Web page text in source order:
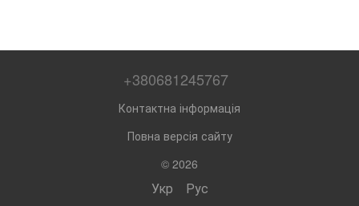
+380681245767
Контактна інформація
Повна версія сайту
© 2026
Укр Рус